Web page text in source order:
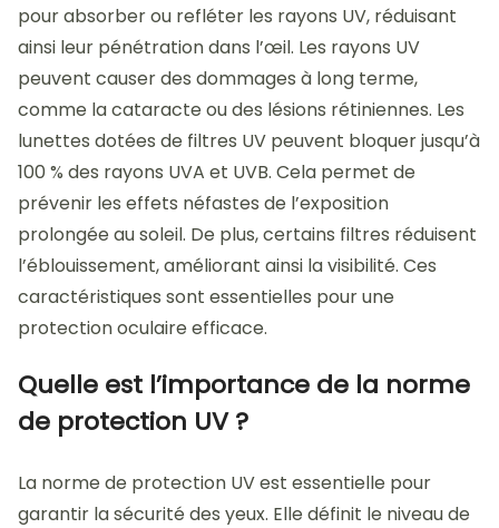
pour absorber ou refléter les rayons UV, réduisant
ainsi leur pénétration dans l’œil. Les rayons UV
peuvent causer des dommages à long terme,
comme la cataracte ou des lésions rétiniennes. Les
lunettes dotées de filtres UV peuvent bloquer jusqu’à
100 % des rayons UVA et UVB. Cela permet de
prévenir les effets néfastes de l’exposition
prolongée au soleil. De plus, certains filtres réduisent
l’éblouissement, améliorant ainsi la visibilité. Ces
caractéristiques sont essentielles pour une
protection oculaire efficace.
Quelle est l’importance de la norme
de protection UV ?
La norme de protection UV est essentielle pour
garantir la sécurité des yeux. Elle définit le niveau de